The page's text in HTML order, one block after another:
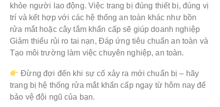
khỏe người lao động. Việc trang bị đúng thiết bị, đúng vị
trí và kết hợp với các hệ thống an toàn khác như bồn
rửa mắt hoặc cây tắm khẩn cấp sẽ giúp doanh nghiệp
Giảm thiểu rủi ro tai nạn, Đáp ứng tiêu chuẩn an toàn và
Tạo môi trường làm việc chuyên nghiệp, an toàn.
Đừng đợi đến khi sự cố xảy ra mới chuẩn bị – hãy
trang bị hệ thống rửa mắt khẩn cấp ngay từ hôm nay để
bảo vệ đội ngũ của bạn.